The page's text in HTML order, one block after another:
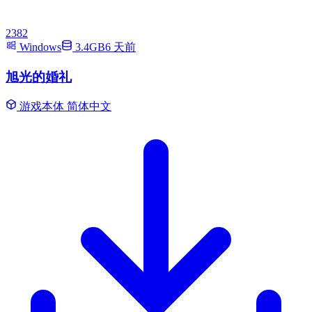
2382
Windows
3.4GB6 天前
旭光的婚礼
游戏本体 简体中文